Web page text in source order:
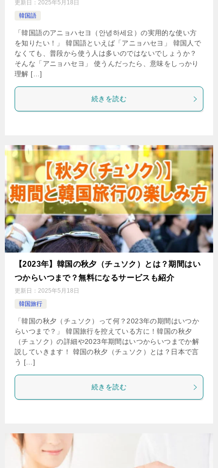
更新日： 2025年5月18日
韓国語
「韓国語のアニョハセヨ（안녕하세요）の実用的な使い方
を知りたい！」 韓国語といえば「アニョハセヨ」 韓国人で
なくても、普段から使う人は多いのではないでしょうか？
そんな「アニョハセヨ」 使うんだったら、意味をしっかり
理解 […]
続きを読む
【2023年】韓国の秋夕（チュソク）とは？期間はい
つからいつまで？無料になるサービスも紹介
更新日： 2025年5月18日
韓国旅行
「韓国の秋夕（チュソク）って何？2023年の期間はいつか
らいつまで？」 韓国旅行を控えている方に！韓国の秋夕
（チュソク）の詳細や2023年期間はいつからいつまでか解
説していきます！ 韓国の秋夕（チュソク）とは？日本で言
う […]
続きを読む